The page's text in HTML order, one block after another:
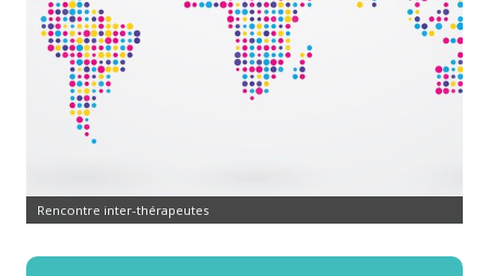
Commandez pierres et cristaux